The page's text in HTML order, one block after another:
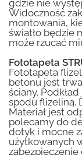
gdzie nie
Widoczność
montowania,
światło będzie
może rzucać
Fototapeta
Fototapeta
betonu jest
ściany.
spodu flizeliną.
Materiał jest
polecamy do
dotyk i mocne
użytkowanych